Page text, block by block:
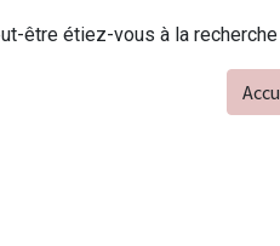
être étiez-vous à la